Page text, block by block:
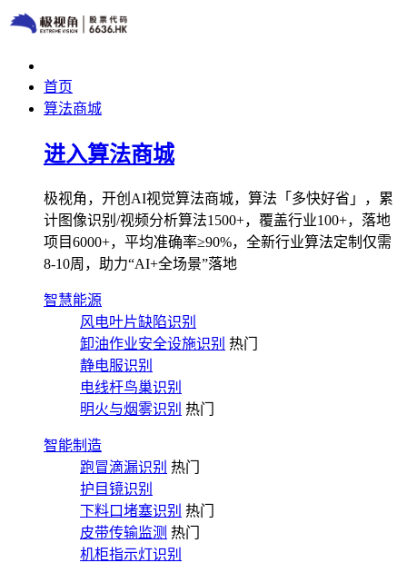
首页
算法商城
进入算法商城
极视角，开创AI视觉算法商城，算法「多快好省」，累
计图像识别/视频分析算法1500+，覆盖行业100+，落地
项目6000+，平均准确率≥90%，全新行业算法定制仅需
8-10周，助力“AI+全场景”落地
智慧能源
风电叶片缺陷识别
卸油作业安全设施识别 热门
静电服识别
电线杆鸟巢识别
明火与烟雾识别 热门
智能制造
跑冒滴漏识别 热门
护目镜识别
下料口堵塞识别 热门
皮带传输监测 热门
机柜指示灯识别